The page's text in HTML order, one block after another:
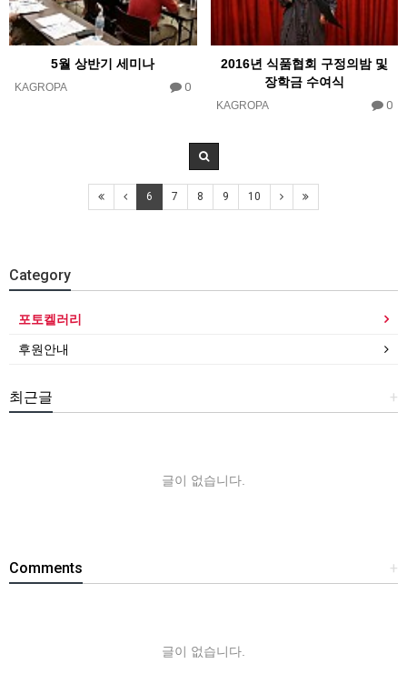
5월 상반기 세미나
KAGROPA 0
2016년 식품협회 구정의밤 및
장학금 수여식
KAGROPA 0
6 7 8 9 10
Category
포토켈러리
후원안내
+
최근글
글이 없습니다.
+
Comments
글이 없습니다.